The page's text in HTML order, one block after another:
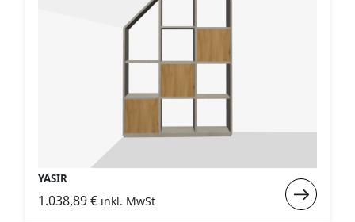
YASIR
1.038,89€ inkl. MwSt
: